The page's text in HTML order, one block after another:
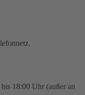
18:00 Uhr (außer an